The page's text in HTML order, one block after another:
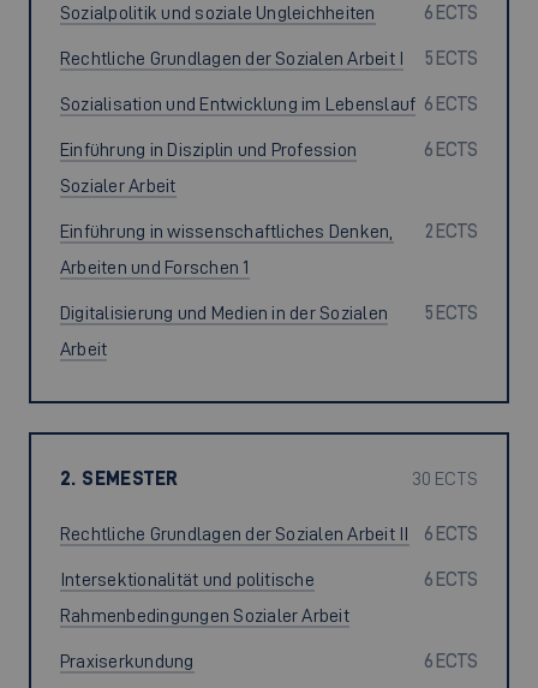
Sozialpolitik und soziale Ungleichheiten 6 ECTS
Rechtliche Grundlagen der Sozialen Arbeit I 5 ECTS
Sozialisation und Entwicklung im Lebenslauf 6 ECTS
Einführung in Disziplin und Profession
Sozialer Arbeit
6 ECTS
Einführung in wissenschaftliches Denken,
Arbeiten und Forschen 1
2 ECTS
Digitalisierung und Medien in der Sozialen
Arbeit
5 ECTS
2. SEMESTER 30 ECTS
Rechtliche Grundlagen der Sozialen Arbeit II 6 ECTS
Intersektionalität und politische
Rahmenbedingungen Sozialer Arbeit
6 ECTS
Praxiserkundung 6 ECTS